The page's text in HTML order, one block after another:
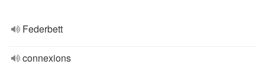
Federbett
connexions